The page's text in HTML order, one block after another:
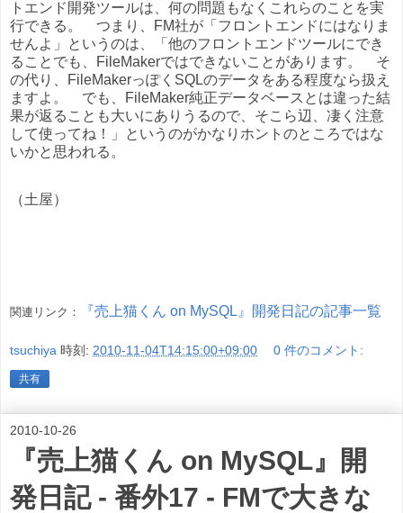
トエンド開発ツールは、何の問題もなくこれらのことを実
行できる。 つまり、FM社が「フロントエンドにはなりま
せんよ」というのは、「他のフロントエンドツールにでき
ることでも、FileMakerではできないことがあります。 そ
の代り、FileMakerっぽくSQLのデータをある程度なら扱え
ますよ。 でも、FileMaker純正データベースとは違った結
果が返ることも大いにありうるので、そこら辺、凄く注意
して使ってね！」というのがかなりホントのところではな
いかと思われる。
（土屋）
関連リンク： 『売上猫くん on MySQL』開発日記の記事一覧
tsuchiya 時刻: 2010-11-04T14:15:00+09:00 0 件のコメント:
共有
2010-10-26
『売上猫くん on MySQL』開
発日記 - 番外17 - FMで大きな